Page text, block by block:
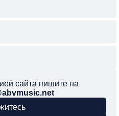
сайта пишите на